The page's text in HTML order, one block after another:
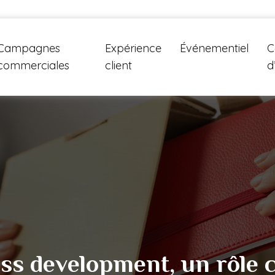
Expérience
client
Événementiel
development, un rôle